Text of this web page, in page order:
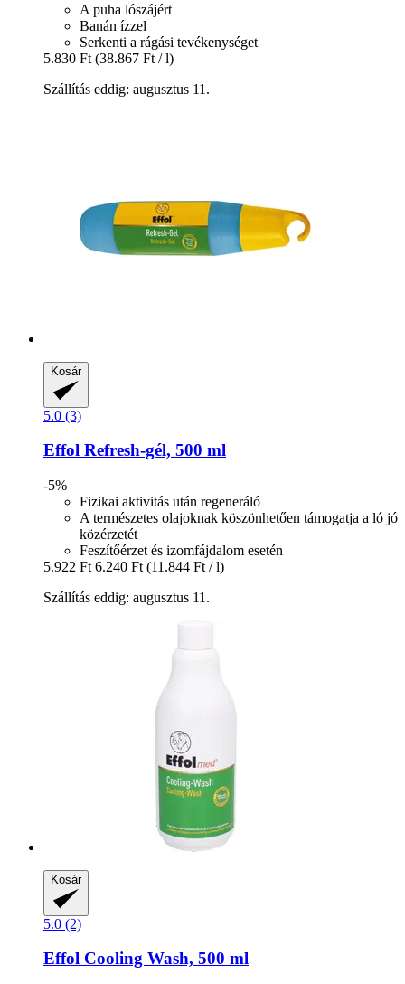
A puha lószájért
Banán ízzel
Serkenti a rágási tevékenységet
5.830 Ft (38.867 Ft / l)
Szállítás eddig: augusztus 11.
Kosár
5.0 (3)
Effol Refresh-​gél, 500 ml
-5%
Fizikai aktivitás után regeneráló
A természetes olajoknak köszönhetően támogatja a ló jó
közérzetét
Feszítőérzet és izomfájdalom esetén
5.922 Ft 6.240 Ft (11.844 Ft / l)
Szállítás eddig: augusztus 11.
Kosár
5.0 (2)
Effol Cooling Wash, 500 ml